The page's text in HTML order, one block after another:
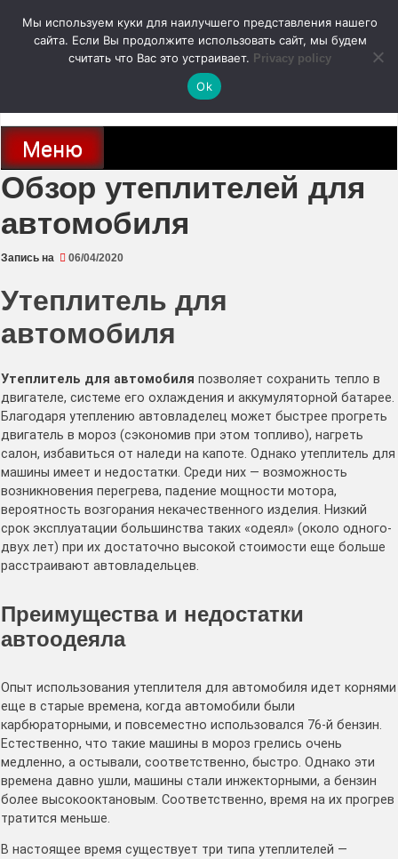
содержимому
autodoc24.ru
Новости про современные автомобили и не только, новинки зарубежного
и отечественного автопрома
Меню
Обзор утеплителей для
автомобиля
Запись на 06/04/2020
Утеплитель для
автомобиля
Утеплитель для автомобиля позволяет сохранить тепло в
двигателе, системе его охлаждения и аккумуляторной батарее.
Благодаря утеплению автовладелец может быстрее прогреть
двигатель в мороз (сэкономив при этом топливо), нагреть
салон, избавиться от наледи на капоте. Однако утеплитель для
машины имеет и недостатки. Среди них — возможность
возникновения перегрева, падение мощности мотора,
вероятность возгорания некачественного изделия. Низкий
срок эксплуатации большинства таких «одеял» (около одного-
двух лет) при их достаточно высокой стоимости еще больше
расстраивают автовладельцев.
Преимущества и недостатки
автоодеяла
Опыт использования утеплителя для автомобиля идет корнями
еще в старые времена, когда автомобили были
карбюраторными, и повсеместно использовался 76-й бензин.
Естественно, что такие машины в мороз грелись очень
медленно, а остывали, соответственно, быстро. Однако эти
времена давно ушли, машины стали инжекторными, а бензин
более высокооктановым. Соответственно, время на их прогрев
тратится меньше.
В настоящее время существует три типа утеплителей —
Мы используем куки для наилучшего представления нашего
сайта. Если Вы продолжите использовать сайт, мы будем
считать что Вас это устраивает. Privacy policy
Ok